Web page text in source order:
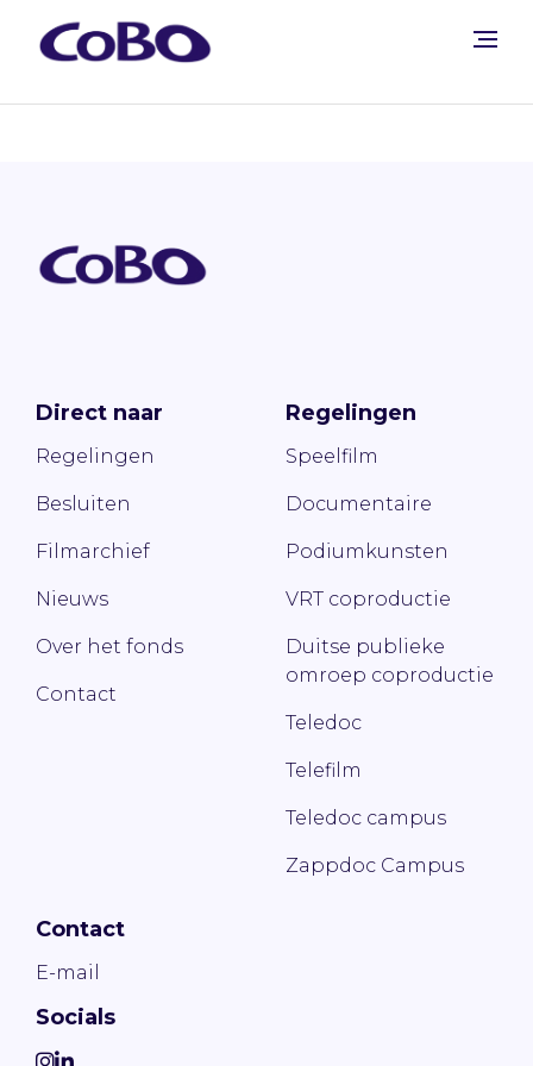
Direct naar
Regelingen
Besluiten
Filmarchief
Nieuws
Over het fonds
Contact
Regelingen
Speelfilm
Documentaire
Podiumkunsten
VRT coproductie
Duitse publieke
omroep coproductie
Teledoc
Telefilm
Teledoc campus
Zappdoc Campus
Contact
E-mail
Socials